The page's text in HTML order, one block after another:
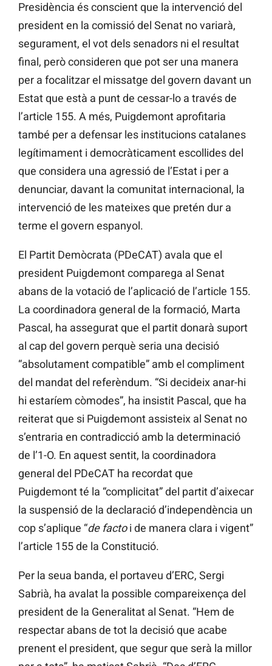
Presidència és conscient que la intervenció del
president en la comissió del Senat no variarà,
segurament, el vot dels senadors ni el resultat
final, però consideren que pot ser una manera
per a focalitzar el missatge del govern davant un
Estat que està a punt de cessar-lo a través de
l’article 155. A més, Puigdemont aprofitaria
també per a defensar les institucions catalanes
legítimament i democràticament escollides del
que considera una agressió de l’Estat i per a
denunciar, davant la comunitat internacional, la
intervenció de les mateixes que pretén dur a
terme el govern espanyol.
El Partit Demòcrata (PDeCAT) avala que el
president Puigdemont comparega al Senat
abans de la votació de l’aplicació de l’article 155.
La coordinadora general de la formació, Marta
Pascal, ha assegurat que el partit donarà suport
al cap del govern perquè seria una decisió
“absolutament compatible” amb el compliment
del mandat del referèndum. “Si decideix anar-hi
hi estaríem còmodes”, ha insistit Pascal, que ha
reiterat que si Puigdemont assisteix al Senat no
s’entraria en contradicció amb la determinació
de l’1-O. En aquest sentit, la coordinadora
general del PDeCAT ha recordat que
Puigdemont té la “complicitat” del partit d’aixecar
la suspensió de la declaració d’independència un
cop s’aplique “de factoi de manera clara i vigent”
l’article 155 de la Constitució.
Per la seua banda, el portaveu d’ERC, Sergi
Sabrià, ha avalat la possible compareixença del
president de la Generalitat al Senat. “Hem de
respectar abans de tot la decisió que acabe
prenent el president, que segur que serà la millor